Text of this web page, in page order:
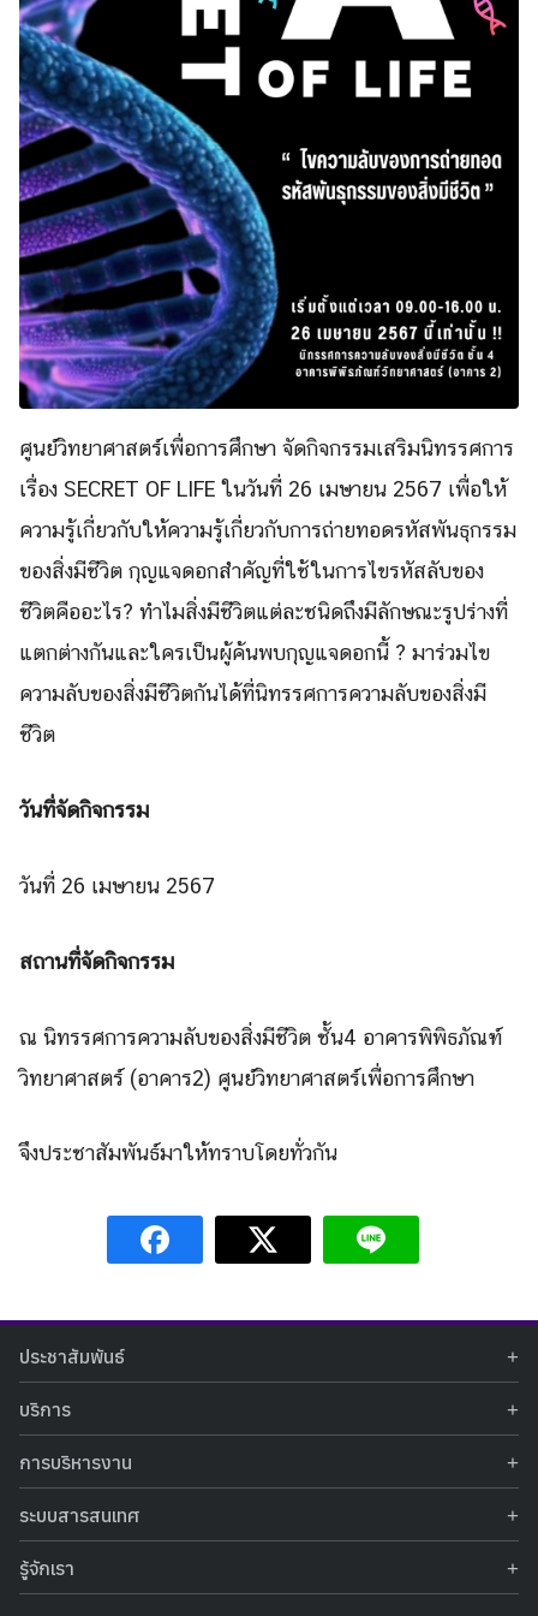
for:
ศูนย์วิทยาศาสตร์เพื่อการศึกษา จัดกิจกรรมเสริมนิทรรศการ
เรื่อง SECRET OF LIFE ในวันที่ 26 เมษายน 2567 เพื่อให้
ความรู้เกี่ยวกับให้ความรู้เกี่ยวกับการถ่ายทอดรหัสพันธุกรรม
ของสิ่งมีชีวิต กุญแจดอกสำคัญที่ใช้ในการไขรหัสลับของ
ชีวิตคืออะไร? ทำไมสิ่งมีชีวิตแต่ละชนิดถึงมีลักษณะรูปร่างที่
แตกต่างกันและใครเป็นผู้ค้นพบกุญแจดอกนี้ ? มาร่วมไข
ความลับของสิ่งมีชีวิตกันได้ที่นิทรรศการความลับของสิ่งมี
ชีวิต
วันที่จัดกิจกรรม
วันที่ 26 เมษายน 2567
สถานที่จัดกิจกรรม
ณ นิทรรศการความลับของสิ่งมีชีวิต ชั้น4 อาคารพิพิธภัณฑ์
วิทยาศาสตร์ (อาคาร2) ศูนย์วิทยาศาสตร์เพื่อการศึกษา
จึงประชาสัมพันธ์มาให้ทราบโดยทั่วกัน
ประชาสัมพันธ์
ข่าวประชาสัมพันธ์
ข่าวกิจกรรม
รางวัลแห่งความภาคภูมิใจ
คำถามที่พบบ่อย
บริการ
ท้องฟ้าจำลอง
นิทรรศการถาวร
ศูนย์สร้างสรรค์เยาวชน
กิจกรรมส่งเสริมการเรียนรู้และบริการการศึกษา
การบริหารงาน
รายงานผลการดำเนินงาน
คำสั่งมอบหมายปฏิบัติหน้าที่
คู่มือการให้บริการ
ระบบสารสนเทศ
ฐานข้อมูลโครงการประกวดโครงงานวิทยาศาสตร์ สำหรับนักศึกษา กศน.
รายงานผลการดำเนินงานของศูนย์วิทยาศาสตร์เพื่อการศึกษา
รู้จักเรา
ข้อมูลทั่วไป